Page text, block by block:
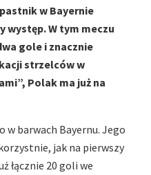
w Bayernie
występ. W tym meczu
gole i znacznie
strzelców w
, Polak ma już na
w barwach Bayernu. Jego
jak na pierwszy
łącznie 20 goli we